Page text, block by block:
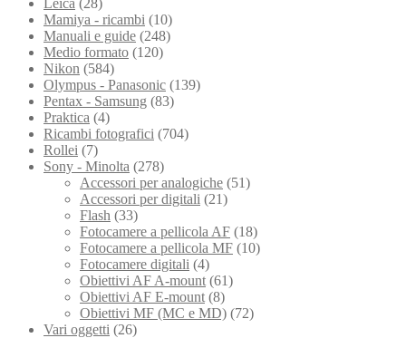
Mamiya - ricambi (10)
Manuali e guide (248)
Medio formato (120)
Nikon (584)
Olympus - Panasonic (139)
Pentax - Samsung (83)
Praktica (4)
Ricambi fotografici (704)
Rollei (7)
Sony - Minolta (278)
Accessori per analogiche (51)
Accessori per digitali (21)
Flash (33)
Fotocamere a pellicola AF (18)
Fotocamere a pellicola MF (10)
Fotocamere digitali (4)
Obiettivi AF A-mount (61)
Obiettivi AF E-mount (8)
Obiettivi MF (MC e MD) (72)
Vari oggetti (26)